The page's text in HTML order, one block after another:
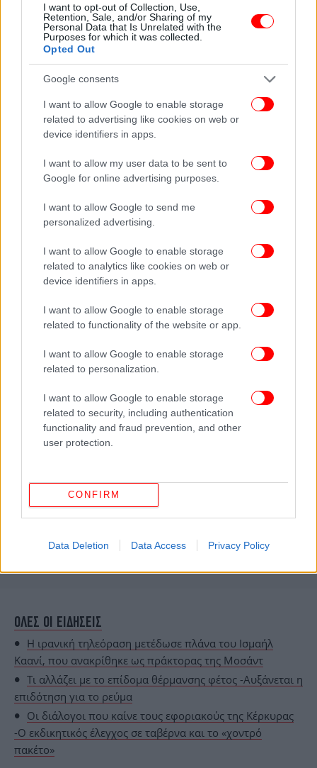
I want to opt-out of Collection, Use,
Retention, Sale, and/or Sharing of my
Personal Data that Is Unrelated with the
Purposes for which it was collected.
Opted Out
Google consents
I want to allow Google to enable storage
related to advertising like cookies on web or
device identifiers in apps.
I want to allow my user data to be sent to
Google for online advertising purposes.
I want to allow Google to send me
personalized advertising.
I want to allow Google to enable storage
related to analytics like cookies on web or
device identifiers in apps.
I want to allow Google to enable storage
related to functionality of the website or app.
I want to allow Google to enable storage
related to personalization.
I want to allow Google to enable storage
related to security, including authentication
functionality and fraud prevention, and other
user protection.
CONFIRM
Data Deletion Data Access Privacy Policy
δήθεν παρακρατούσε τα ταξιδιωτικά έγγραφά της
είναι ψευδής, αφού όπως προκύπτει από την
κατάθεσή της, όταν έχασε την ταυτότητά της, πήγαν
μαζί στην αστυνομία για να προβεί μέσω της
πρεσβείας της Βουλγαρίας, σε επανέκδοσή της.
Τέλος, υποστήριξε ότι η κατάθεσή της έγινε με
σκοπό να τον εκδικηθεί επειδή της ζήτησε να
χωρίσουν.
ΟΛΕΣ ΟΙ ΕΙΔΗΣΕΙΣ
H ιρανική τηλεόραση μετέδωσε πλάνα του Ισμαήλ
Καανί, που ανακρίθηκε ως πράκτορας της Μοσάντ
Τι αλλάζει με το επίδομα θέρμανσης φέτος -Αυξάνεται η
επιδότηση για το ρεύμα
Οι διάλογοι που καίνε τους εφοριακούς της Κέρκυρας
-Ο εκδικητικός έλεγχος σε ταβέρνα και το «χοντρό
πακέτο»